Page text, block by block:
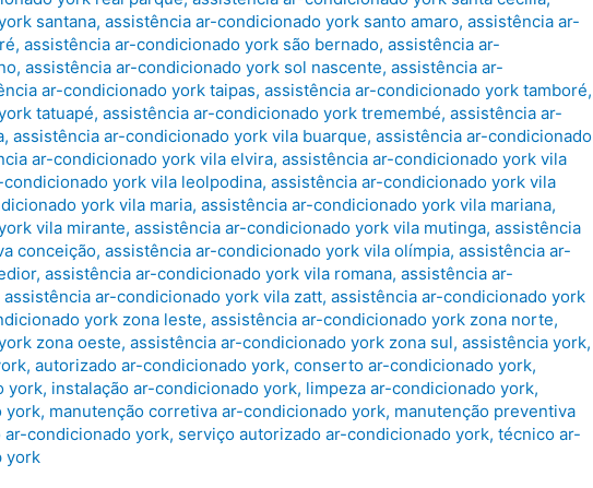
santana, assistência ar-condicionado york santo amaro, assistência ar-
, assistência ar-condicionado york são bernado, assistência ar-
, assistência ar-condicionado york sol nascente, assistência ar-
ar-condicionado york taipas, assistência ar-condicionado york tamboré,
tatuapé, assistência ar-condicionado york tremembé, assistência ar-
, assistência ar-condicionado york vila buarque, assistência ar-condicionado
ar-condicionado york vila elvira, assistência ar-condicionado york vila
york vila leolpodina, assistência ar-condicionado york vila
york vila maria, assistência ar-condicionado york vila mariana,
vila mirante, assistência ar-condicionado york vila mutinga, assistência
conceição, assistência ar-condicionado york vila olímpia, assistência ar-
, assistência ar-condicionado york vila romana, assistência ar-
assistência ar-condicionado york vila zatt, assistência ar-condicionado york
york zona leste, assistência ar-condicionado york zona norte,
zona oeste, assistência ar-condicionado york zona sul, assistência york,
, autorizado ar-condicionado york, conserto ar-condicionado york,
york, instalação ar-condicionado york, limpeza ar-condicionado york,
york, manutenção corretiva ar-condicionado york, manutenção preventiva
ar-condicionado york, serviço autorizado ar-condicionado york, técnico ar-
york